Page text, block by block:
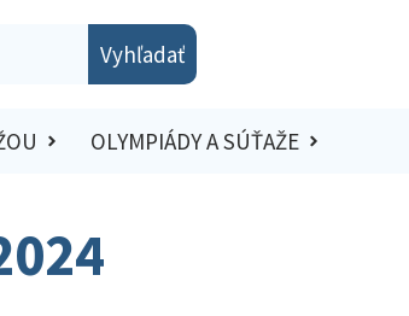
Vyhľadať
OLYMPIÁDY A SÚŤAŽE